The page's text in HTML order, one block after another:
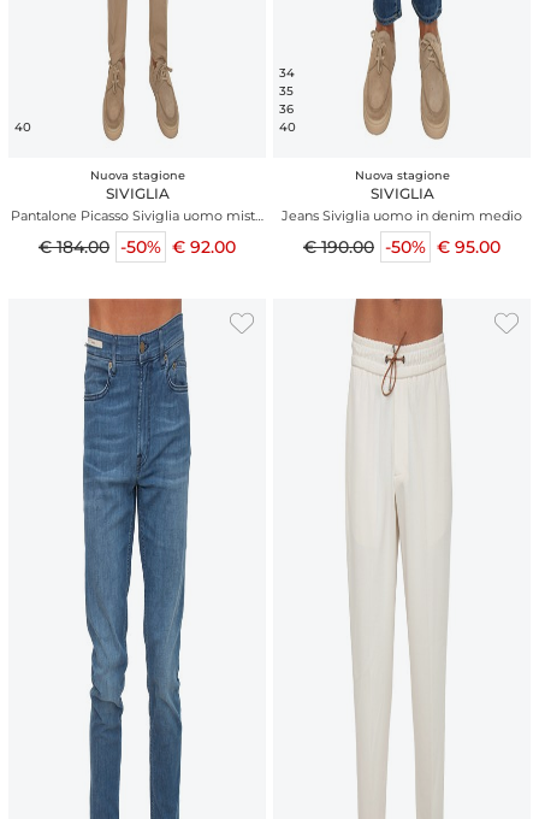
40
Nuova stagione
SIVIGLIA
Pantalone Picasso Siviglia uomo misto
viscosa e lino beige
€ 184.00 -50% € 92.00
34
35
36
40
Nuova stagione
SIVIGLIA
Jeans Siviglia uomo in denim medio
€ 190.00 -50% € 95.00